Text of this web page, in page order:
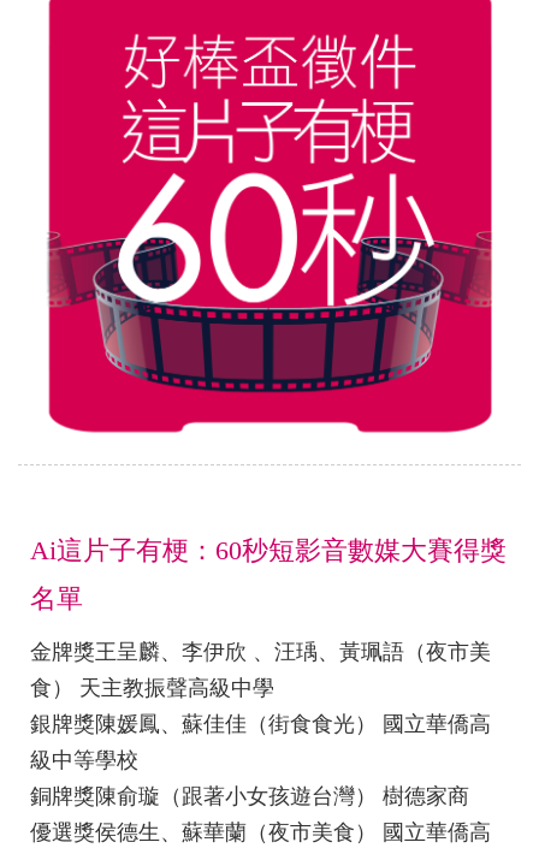
Ai這片子有梗：60秒短影音數媒大賽得獎
名單
金牌獎王呈麟、李伊欣 、汪瑀、黃珮語（夜市美
食） 天主教振聲高級中學
銀牌獎陳媛鳳、蘇佳佳（街食食光） 國立華僑高
級中等學校
銅牌獎陳俞璇（跟著小女孩遊台灣） 樹德家商
優選獎侯德生、蘇華蘭（夜市美食） 國立華僑高